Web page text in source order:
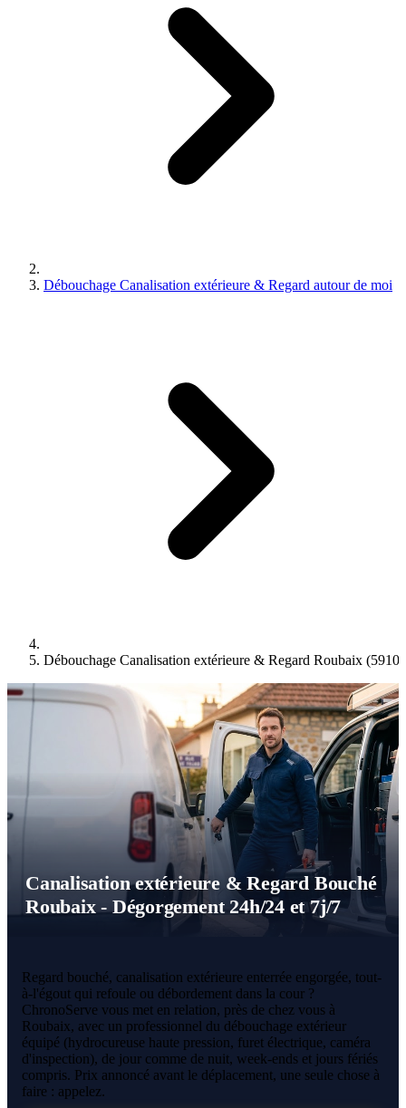
Débouchage Canalisation extérieure & Regard autour de moi
Débouchage Canalisation extérieure & Regard Roubaix
Canalisation extérieure & Regard Bouché
Roubaix - Dégorgement 24h/24 et 7j/7
Regard bouché, canalisation extérieure enterrée engorgée, tout-
à-l'égout qui refoule ou débordement dans la cour ?
ChronoServe vous met en relation, près de chez vous à
Roubaix, avec un professionnel du débouchage extérieur
équipé (hydrocureuse haute pression, furet électrique, caméra
d'inspection), de jour comme de nuit, week-ends et jours fériés
compris. Prix annoncé avant le déplacement, une seule chose à
faire : appelez.